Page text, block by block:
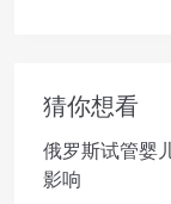
猜你想看
俄罗斯试管婴
影响